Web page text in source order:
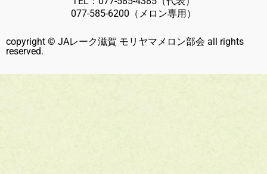
077-585-6200 （メロン専用）
copyright © JAレーク滋賀 モリヤマメロン部会 all rights
reserved.